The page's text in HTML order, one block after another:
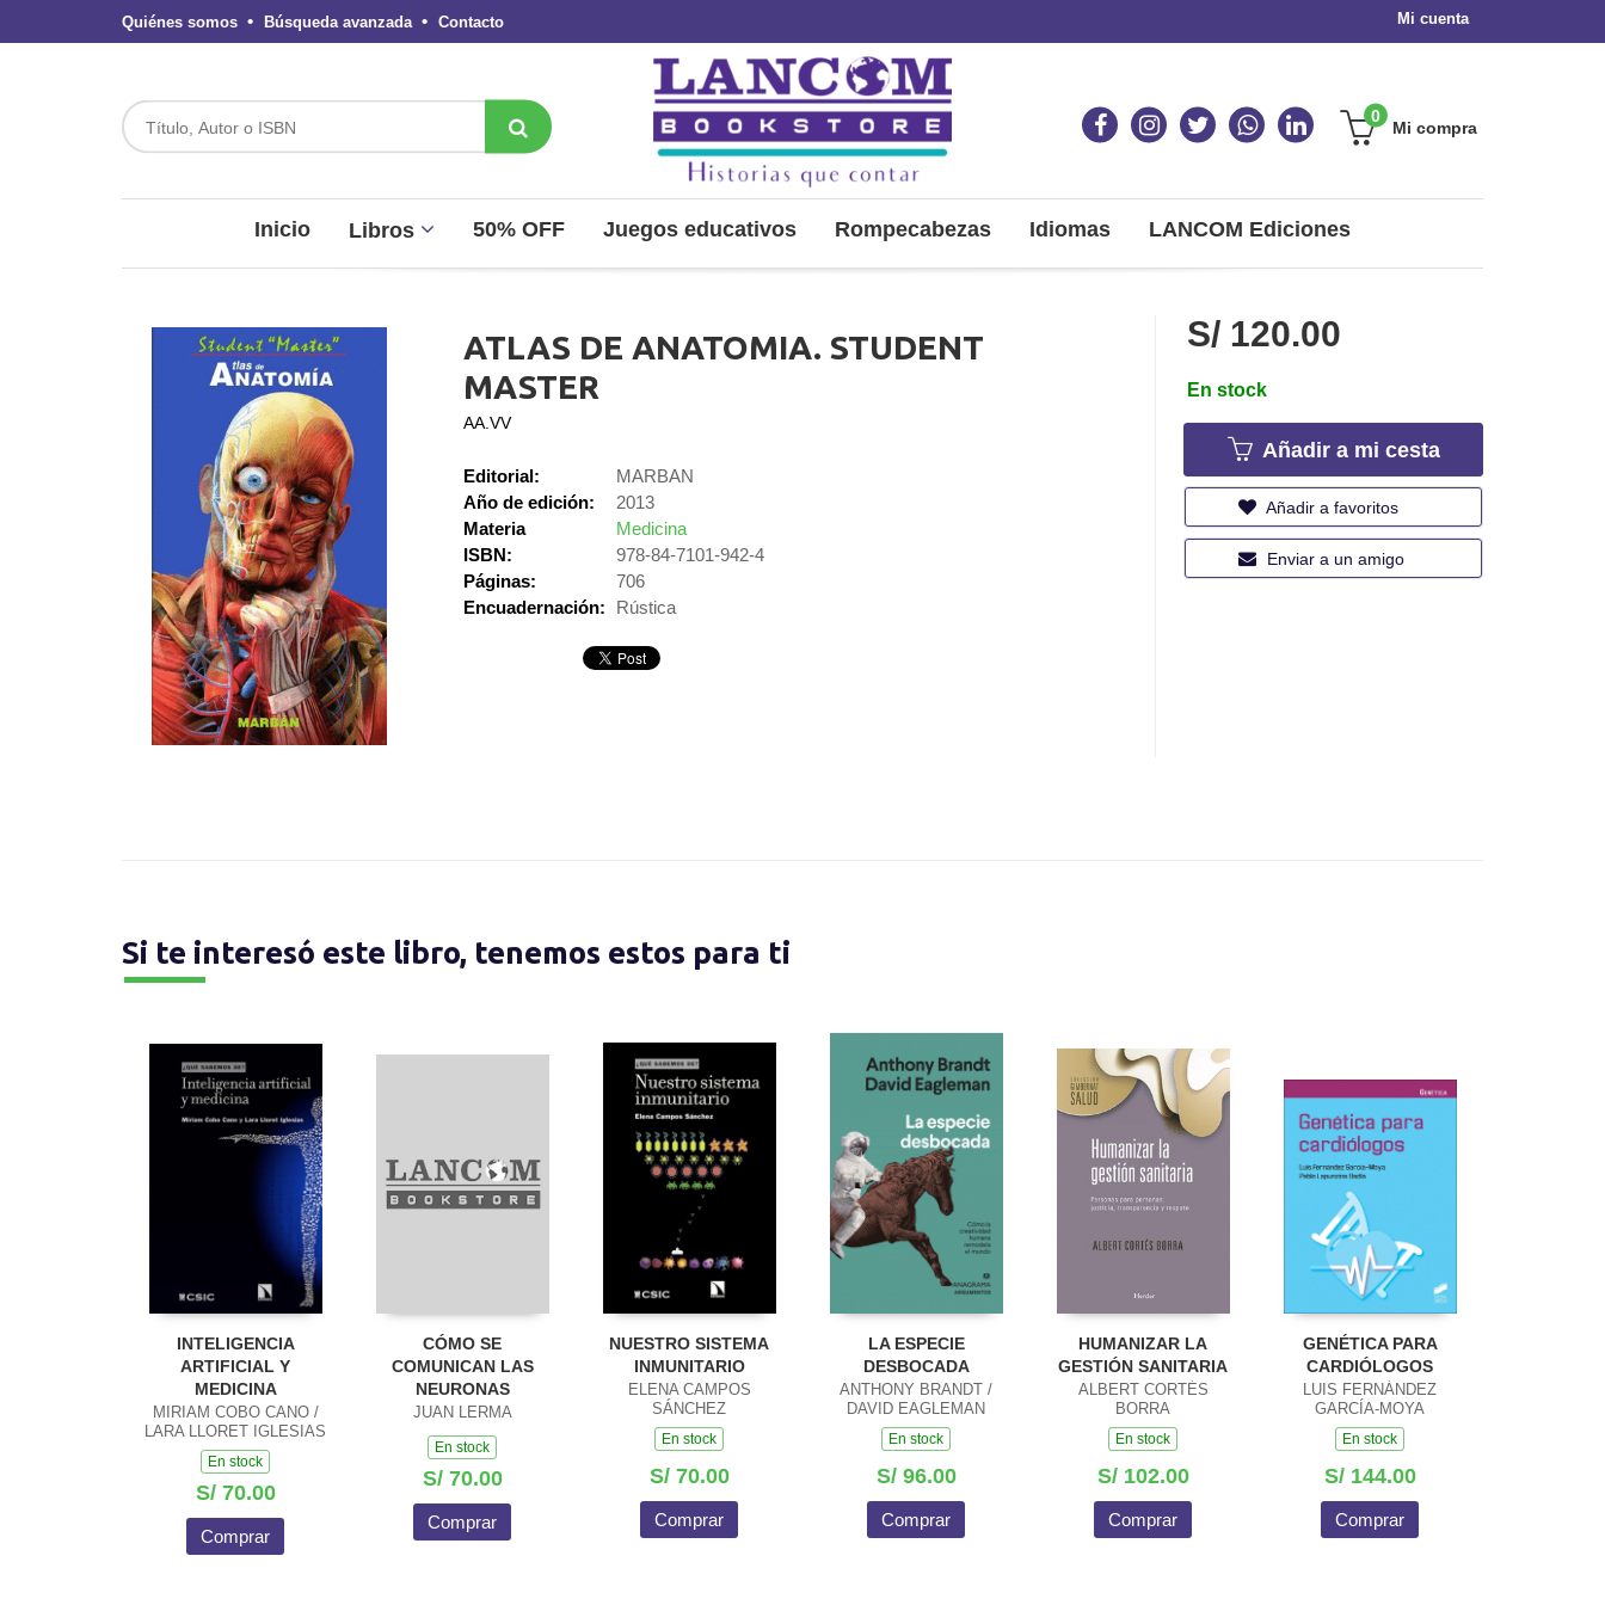
Mi cuenta
Quiénes somos Búsqueda avanzada Contacto
Mi compra
0
Inicio Libros 50% OFF Juegos educativos Rompecabezas Idiomas LANCOM Ediciones
ATLAS DE ANATOMIA. STUDENT
MASTER
AA.VV
Editorial:
MARBAN
Año de edición:
2013
Materia
Medicina
ISBN:
978-84-7101-942-4
Páginas:
706
Encuadernación:
Rústica
S/ 120.00
En stock
Añadir a mi cesta
Añadir a favoritos
Enviar a un amigo
Si te interesó este libro, tenemos estos para ti
INTELIGENCIA
ARTIFICIAL Y
MEDICINA
MIRIAM COBO CANO /
LARA LLORET IGLESIAS
En stock
S/ 70.00
Comprar
CÓMO SE
COMUNICAN LAS
NEURONAS
JUAN LERMA
En stock
S/ 70.00
Comprar
NUESTRO SISTEMA
INMUNITARIO
ELENA CAMPOS
SÁNCHEZ
En stock
S/ 70.00
Comprar
LA ESPECIE
DESBOCADA
ANTHONY BRANDT /
DAVID EAGLEMAN
En stock
S/ 96.00
Comprar
HUMANIZAR LA
GESTIÓN SANITARIA
ALBERT CORTÉS
BORRA
En stock
S/ 102.00
Comprar
GENÉTICA PARA
CARDIÓLOGOS
LUIS FERNÁNDEZ
GARCÍA-MOYA
En stock
S/ 144.00
Comprar